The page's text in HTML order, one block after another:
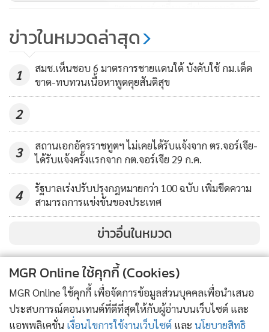
48
"ชวน-มาร์ค"ขึ้นเวทีผ่าความจริงหยุด
ข่าวในหมวดล่าสุด
1
สมช.เห็นชอบ 6 มาตรการชายแดนใต้ บังคับใช้ กม.เด็ด
ขาด-ทบทวนเนื้อหาพูดคุยสันติสุข
2
3
สถานเอกอัครราชทูตฯ ไม่เคยได้รับแจ้งจาก ตร.จอร์เจีย-
ได้รับแจ้งครั้งแรกจาก กต.จอร์เจีย 29 ก.ค.
4
รัฐบาลเร่งปรับปรุงกฎหมายกว่า 100 ฉบับ เพิ่มขีดความ
สามารถการแข่งขันของประเทศ
ข่าวอื่นในหมวด
MGR Online ใช้คุกกี้ (Cookies)
MGR Online ใช้คุกกี้ เพื่อจัดการข้อมูลส่วนบุคคลเพื่อนำเสนอ
ประสบการณ์คอนเทนต์ที่ดีที่สุดให้กับผู้อ่านบนเว็บไซต์ และ
แอพพลิเคชั่น เงื่อนไขการใช้งานเว็บไซต์ และ นโยบายสิทธิ